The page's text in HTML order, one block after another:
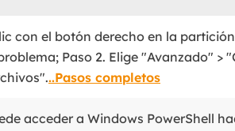
con el botón derecho en la
Paso 2. Elige "Avanzado" >
..Pasos completos
acceder a Windows PowerShell